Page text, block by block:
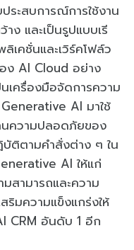
ะสบการณ์การใช้งาน
ง และเป็นรูปแบบเรี
คชั่นและเวิร์คโฟล์ว
ง AI Cloud อย่าง
นเครื่องมือจัดการความ
AI มาใช้
นความปลอดภัยของ
ติตามคำสั่งต่าง ๆ ใน
AI ให้แก่
สามารถและความ
มความแข็งแกร่งให้
CRM อันดับ 1 อีก